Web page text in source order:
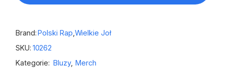
Brand: Polski Rap,Wielkie Joł
SKU: 10262
Kategorie: Bluzy, Merch